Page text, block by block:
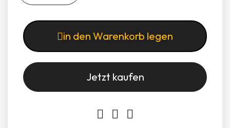
in den Warenkorb legen
Jetzt kaufen